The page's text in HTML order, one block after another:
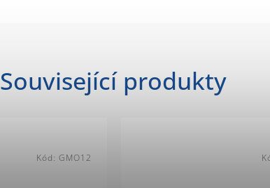
Související produkty
Kód: GMO12